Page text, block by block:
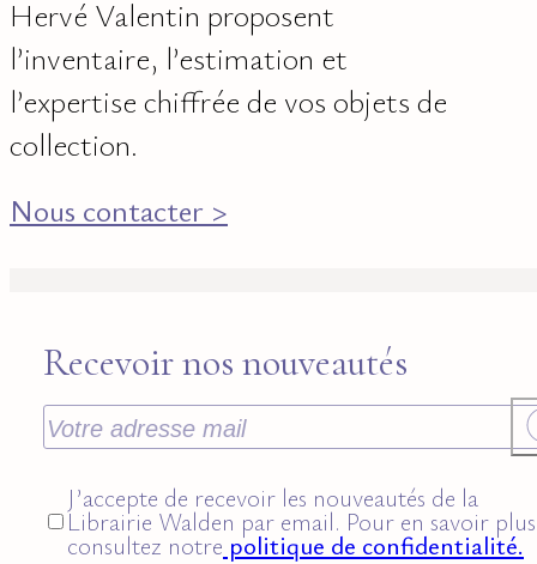
Hervé Valentin proposent
l’inventaire, l’estimation et
l’expertise chiffrée de vos objets de
collection.
Nous contacter >
Recevoir nos nouveautés
J’accepte de recevoir les nouveautés de la
Librairie Walden par email. Pour en savoir
consultez notre politique de confidentialité.